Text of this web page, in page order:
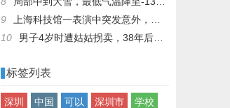
9
上海科技馆一表演中突发意外，机器人从高处坠落摔毁
10
男子4岁时遭姑姑拐卖，38年后终回家认亲！聋哑父母苦寻多年，母亲已抱憾离世丨红星寻人
标签列表
深圳 中国 可以 深圳市
学校